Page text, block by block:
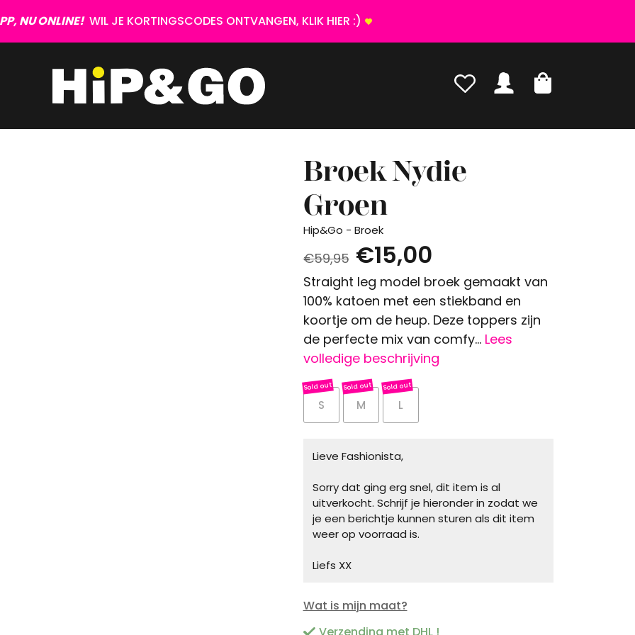
NU ONLINE! WIL JE KORTINGSCODES ONTVANGEN, KLIK HIER :)
Broek Nydie
Groen
Hip&Go - Broek
€59,95 €15,00
Straight leg model broek gemaakt van
100% katoen met een stiekband en
koortje om de heup. Deze toppers zijn
de perfecte mix van comfy... Lees
volledige beschrijving
S M L
Lieve Fashionista,
Sorry dat ging erg snel, dit item is al
uitverkocht. Schrijf je hieronder in zodat we
je een berichtje kunnen sturen als dit item
weer op voorraad is.
Liefs XX
Wat is mijn maat?